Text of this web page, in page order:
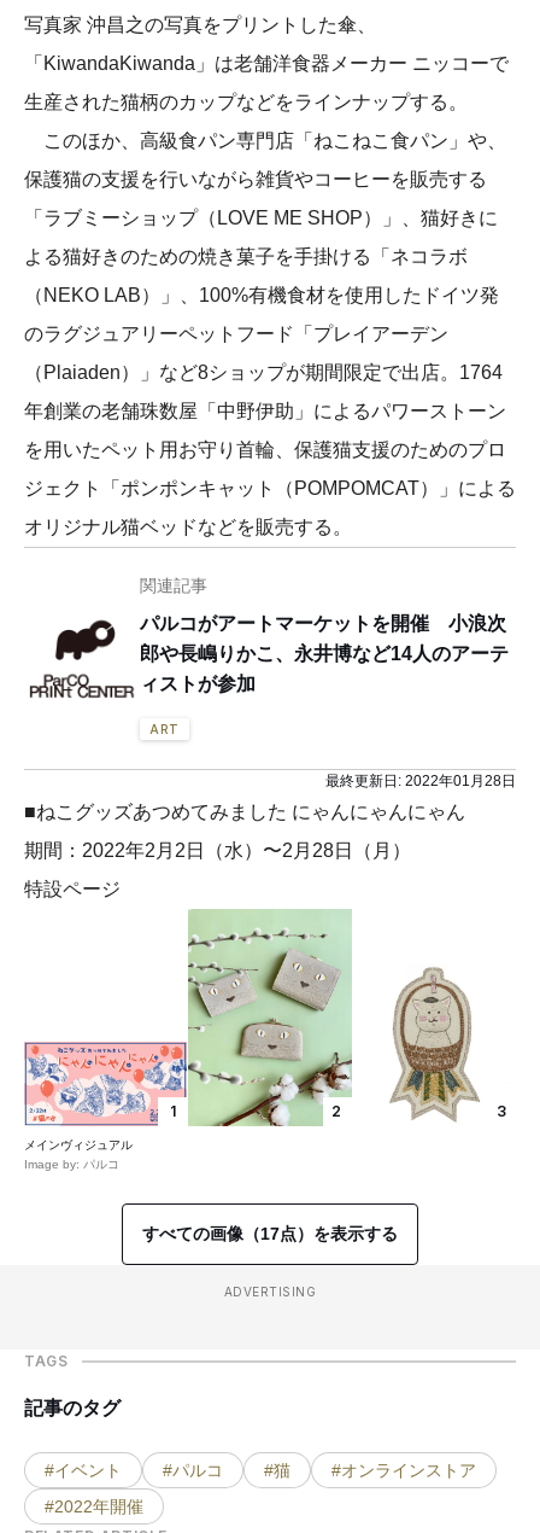
写真家 沖昌之の写真をプリントした傘、
「KiwandaKiwanda」は老舗洋食器メーカー ニッコーで
生産された猫柄のカップなどをラインナップする。
このほか、高級食パン専門店「ねこねこ食パン」や、
保護猫の支援を行いながら雑貨やコーヒーを販売する
「ラブミーショップ（LOVE ME SHOP）」、猫好きに
よる猫好きのための焼き菓子を手掛ける「ネコラボ
（NEKO LAB）」、100%有機食材を使用したドイツ発
のラグジュアリーペットフード「プレイアーデン
（Plaiaden）」など8ショップが期間限定で出店。1764
年創業の老舗珠数屋「中野伊助」によるパワーストーン
を用いたペット用お守り首輪、保護猫支援のためのプロ
ジェクト「ポンポンキャット（POMPOMCAT）」による
オリジナル猫ベッドなどを販売する。
関連記事
パルコがアートマーケットを開催 小浪次
郎や長嶋りかこ、永井博など14人のアーテ
ィストが参加
ART
最終更新日: 2022年01月28日
■ねこグッズあつめてみました にゃんにゃんにゃん
期間：2022年2月2日（水）〜2月28日（月）
特設ページ
1
メインヴィジュアル
Image by: パルコ
2 3
すべての画像（17点）を表示する
ADVERTISING
TAGS
記事のタグ
#イベント #パルコ #猫
#オンラインストア
#2022年開催